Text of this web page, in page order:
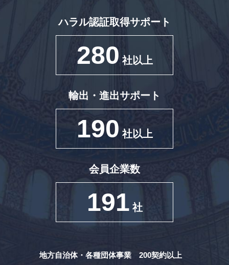
ハラル認証取得サポート
280 社以上
輸出・進出サポート
190 社以上
会員企業数
191 社
地方自治体・各種団体事業 200契約以上